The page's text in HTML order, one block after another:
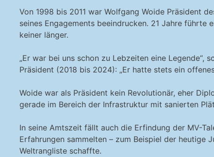
Von 1998 bis 2011 war Wolfgang Woide Präsident
seines Engagements beeindrucken. 21 Jahre
keiner länger.
„Er war bei uns schon zu Lebzeiten eine
Präsident (2018 bis 2024): „Er hatte stets ein
Woide war als Präsident kein Revolutionär, eher
gerade im Bereich der Infrastruktur mit sanierten
In seine Amtszeit fällt auch die Erfindung der MV-
Erfahrungen sammelten – zum Beispiel der heutige
Weltrangliste schaffte.